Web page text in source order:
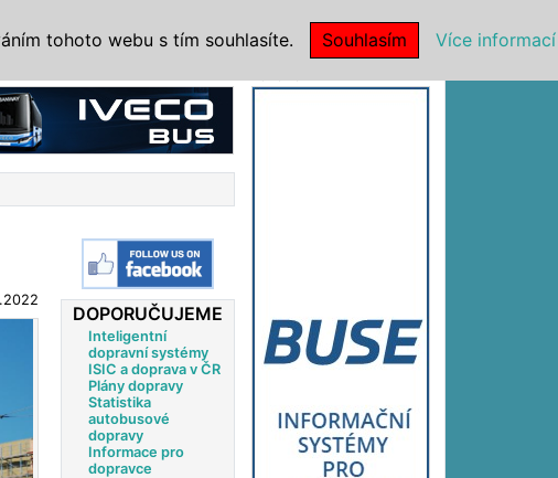
DOPORUČUJEME
Inteligentní
dopravní systémy
ISIC a doprava v ČR
Plány dopravy
Statistika
autobusové
dopravy
Informace pro
dopravce
tohoto webu s tím souhlasíte. Souhlasím Více informací